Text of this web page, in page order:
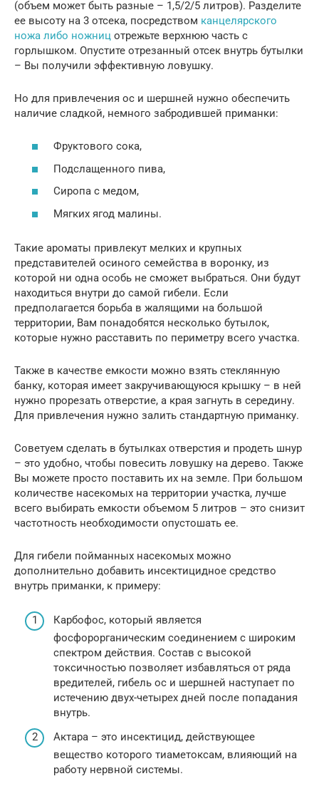
(объем может быть разные – 1,5/2/5 литров). Разделите
ее высоту на 3 отсека, посредством канцелярского
ножа либо ножниц отрежьте верхнюю часть с
горлышком. Опустите отрезанный отсек внутрь бутылки
– Вы получили эффективную ловушку.
Но для привлечения ос и шершней нужно обеспечить
наличие сладкой, немного забродившей приманки:
Фруктового сока,
Подслащенного пива,
Сиропа с медом,
Мягких ягод малины.
Такие ароматы привлекут мелких и крупных
представителей осиного семейства в воронку, из
которой ни одна особь не сможет выбраться. Они будут
находиться внутри до самой гибели. Если
предполагается борьба в жалящими на большой
территории, Вам понадобятся несколько бутылок,
которые нужно расставить по периметру всего участка.
Также в качестве емкости можно взять стеклянную
банку, которая имеет закручивающуюся крышку – в ней
нужно прорезать отверстие, а края загнуть в середину.
Для привлечения нужно залить стандартную приманку.
Советуем сделать в бутылках отверстия и продеть шнур
– это удобно, чтобы повесить ловушку на дерево. Также
Вы можете просто поставить их на земле. При большом
количестве насекомых на территории участка, лучше
всего выбирать емкости объемом 5 литров – это снизит
частотность необходимости опустошать ее.
Для гибели пойманных насекомых можно
дополнительно добавить инсектицидное средство
внутрь приманки, к примеру:
Карбофос, который является
фосфорорганическим соединением с широким
спектром действия. Состав с высокой
токсичностью позволяет избавляться от ряда
вредителей, гибель ос и шершней наступает по
истечению двух-четырех дней после попадания
внутрь.
Актара – это инсектицид, действующее
вещество которого тиаметоксам, влияющий на
работу нервной системы.